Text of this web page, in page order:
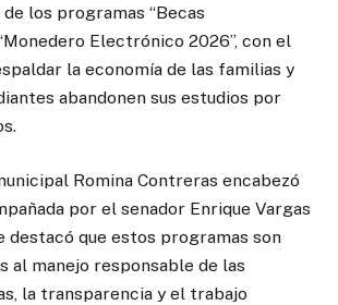
los programas “Becas
Electrónico 2026”, con el
la economía de las familias y
abandonen sus estudios por
Romina Contreras encabezó
por el senador Enrique Vargas
destacó que estos programas son
al manejo responsable de las
la transparencia y el trabajo